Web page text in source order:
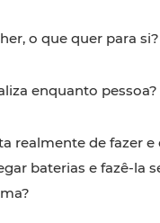
o que quer para si?
enquanto pessoa?
realmente de fazer e
baterias e fazê-la